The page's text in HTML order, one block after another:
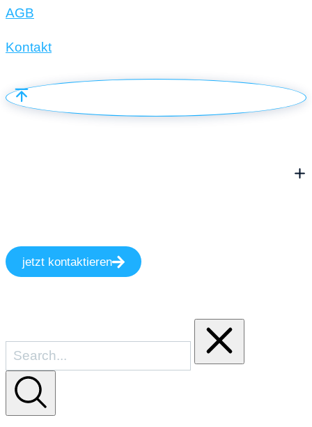
AGB
Kontakt
jetzt kontaktieren